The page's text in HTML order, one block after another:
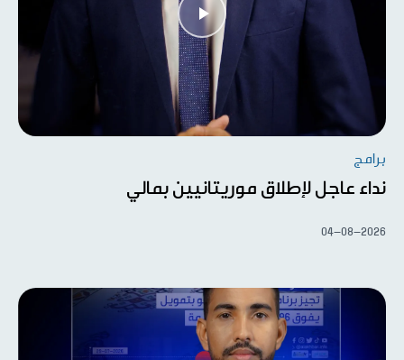
برامج
نداء عاجل لإطلاق موريتانيين بمالي
04-08-2026